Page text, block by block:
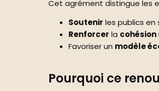
Cet agrément distingue les
Soutenir les publics
Renforcer la
Favoriser un modèle
Pourquoi ce